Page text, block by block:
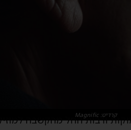
קרדיט: Magnific
ורבות החל מהקשבה